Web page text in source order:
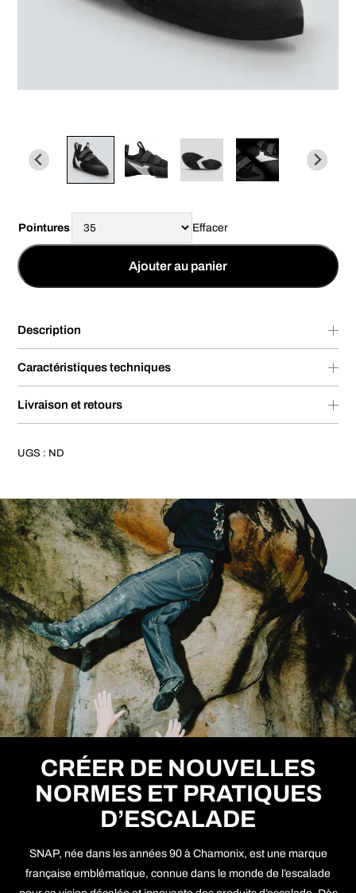
Pointures Effacer
Ajouter au panier
Description
Caractéristiques techniques
Livraison et retours
UGS : ND
CRÉER DE NOUVELLES
NORMES ET PRATIQUES
D’ESCALADE
SNAP, née dans les années 90 à Chamonix, est une marque
française emblématique, connue dans le monde de l’escalade